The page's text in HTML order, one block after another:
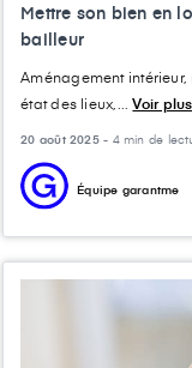
Mettre son bien en
bailleur
Aménagement intérieur,
état des lieux,...Voir plus
20 août 2025 - 4 min de
Équipe garantme